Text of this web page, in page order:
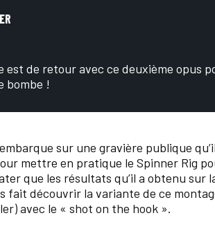
est de retour avec ce deuxième opus
bombe !
sur une gravière publique
mettre en pratique le Spinner Rig
que les résultats qu’il a obtenu sur
fait découvrir la variante de ce
avec le « shot on the hook ».